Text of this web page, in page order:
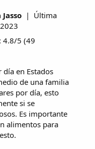
| Última
4.8/5 (49
día en Estados
de una familia
por día, esto
si se
Es importante
alimentos para